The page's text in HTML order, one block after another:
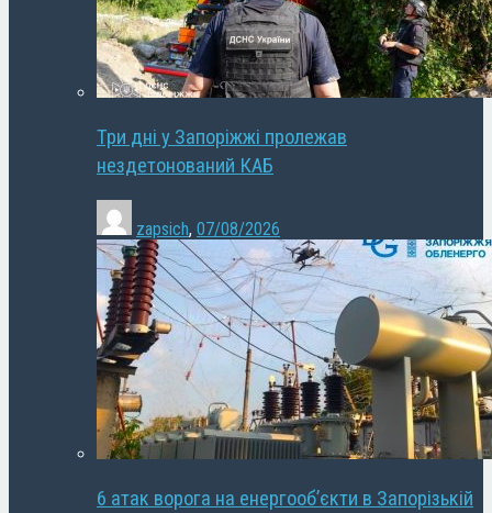
Три дні у Запоріжжі пролежав
нездетонований КАБ
zapsich, 07/08/2026
6 атак ворога на енергооб’єкти в Запорізькій